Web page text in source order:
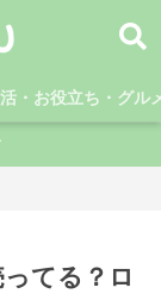
・お役立ち・グル
てる？ロ